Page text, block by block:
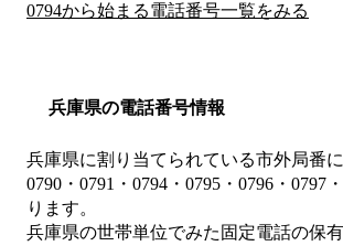
0794から始まる電話番号一覧をみる
兵庫県の電話番号情報
兵庫県に割り当てられている市外局番に
0790・0791・0794・0795・0796・0797
ります。
兵庫県の世帯単位でみた固定電話の保有